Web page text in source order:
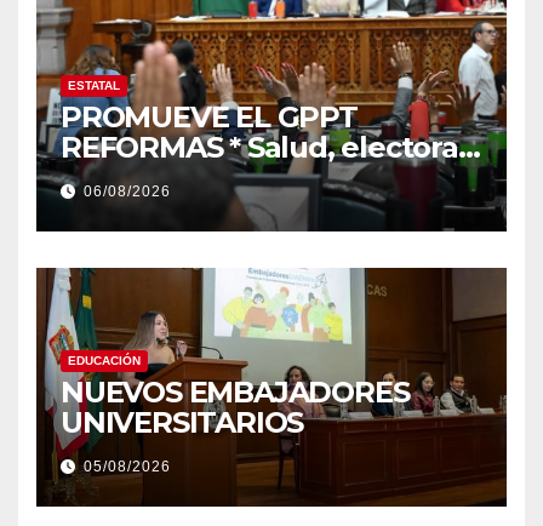
ESTATAL
PROMUEVE EL GPPT
REFORMAS * Salud, electoral
y justicia, de las principales
06/08/2026
EDUCACIÓN
NUEVOS EMBAJADORES
UNIVERSITARIOS
05/08/2026